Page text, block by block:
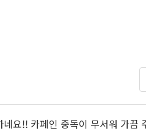
요!! 카페인 중독이 무서워 가끔